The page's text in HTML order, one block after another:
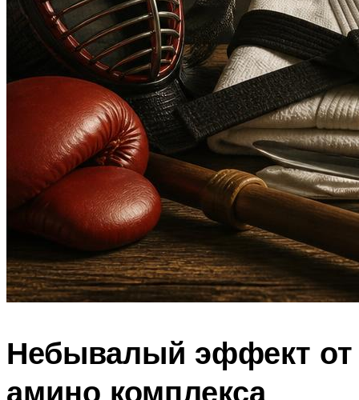
Небывалый эффект от
амино комплекса